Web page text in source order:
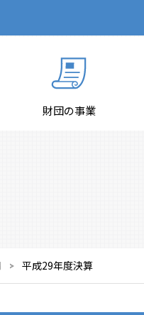
財団法人 北海道健康づくり財
財団の事業
平成29年度決算